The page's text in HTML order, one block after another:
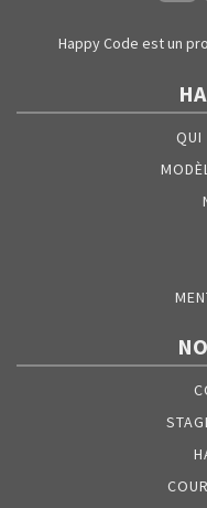
Happy Code est un
QUI